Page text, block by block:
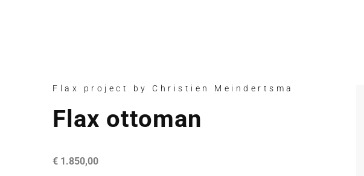
Flax project by Christien Meindertsma
Flax ottoman
€ 1.850,00